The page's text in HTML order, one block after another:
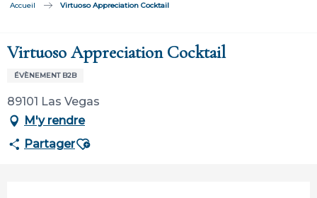
Accueil Virtuoso Appreciation Cocktail
Virtuoso Appreciation Cocktail
ÉVÈNEMENT B2B
89101 Las Vegas
M'y rendre
PartagerAjouter aux favoris